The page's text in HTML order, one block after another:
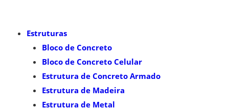
Estruturas
Bloco de Concreto
Bloco de Concreto Celular
Estrutura de Concreto Armado
Estrutura de Madeira
Estrutura de Metal